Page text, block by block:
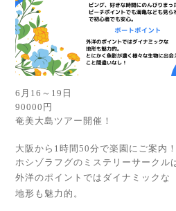
6月16～19日
90000円
奄美大島ツアー開催！
大阪から1時間50分で楽園にご案内
ホシゾラフグのミステリーサークル
外洋のポイントではダイナミックな
地形も魅力的。